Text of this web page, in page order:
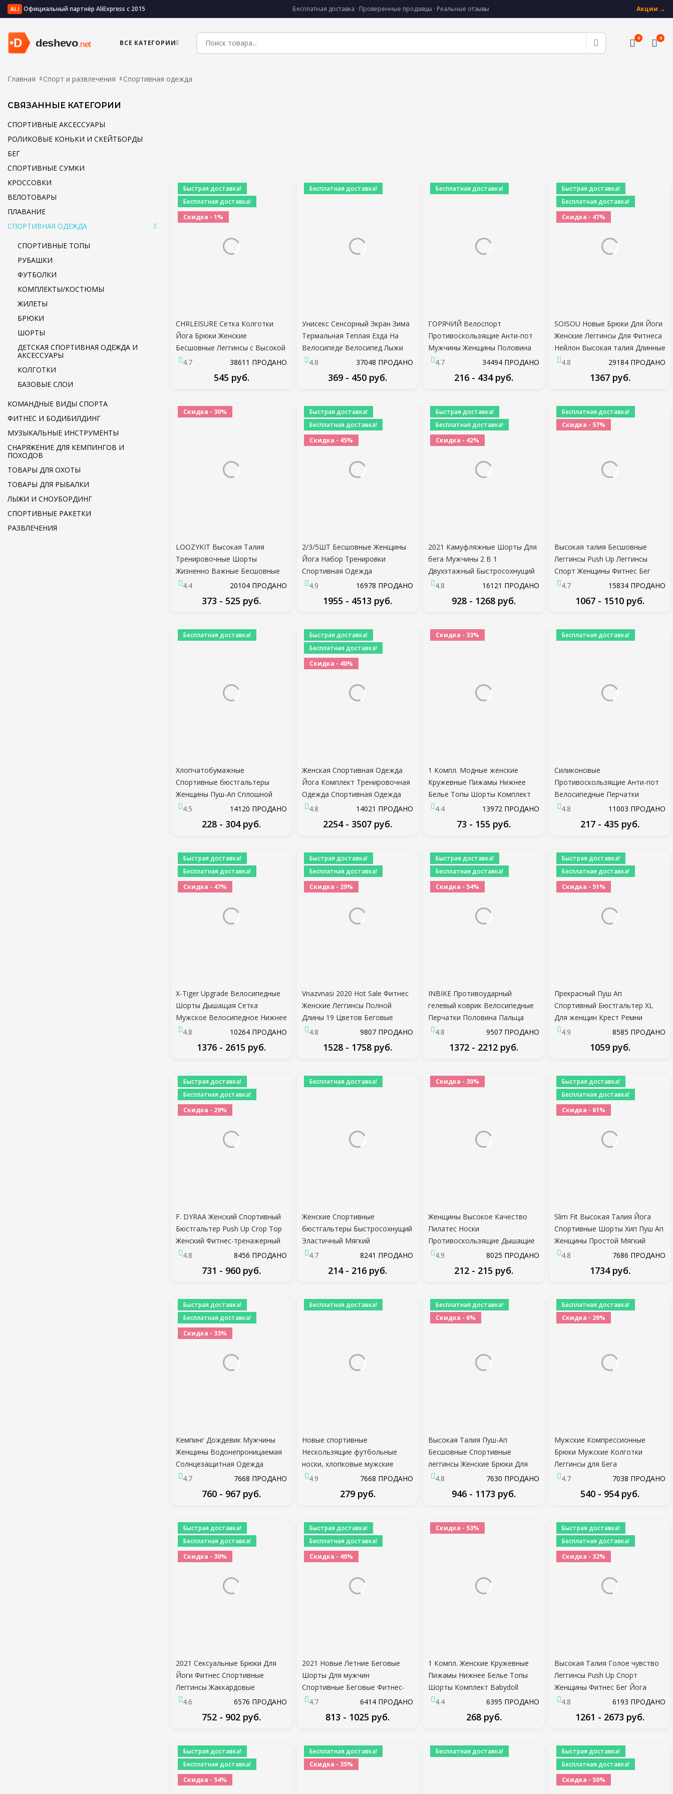
ALI Официальный партнёр AliExpress с 2015 Бесплатная доставка · Проверенные продавцы · Реальные отзывы Акции →
ВСЕ КАТЕГОРИИ
0 0
Главная Спорт и развлечения Спортивная одежда
СВЯЗАННЫЕ КАТЕГОРИИ
СПОРТИВНЫЕ АКСЕССУАРЫ
РОЛИКОВЫЕ КОНЬКИ И СКЕЙТБОРДЫ
БЕГ
СПОРТИВНЫЕ СУМКИ
КРОССОВКИ
ВЕЛОТОВАРЫ
ПЛАВАНИЕ
СПОРТИВНАЯ ОДЕЖДА
СПОРТИВНЫЕ ТОПЫ
РУБАШКИ
ФУТБОЛКИ
КОМПЛЕКТЫ/КОСТЮМЫ
ЖИЛЕТЫ
БРЮКИ
ШОРТЫ
ДЕТСКАЯ СПОРТИВНАЯ ОДЕЖДА И
АКСЕССУАРЫ
КОЛГОТКИ
БАЗОВЫЕ СЛОИ
КОМАНДНЫЕ ВИДЫ СПОРТА
ФИТНЕС И БОДИБИЛДИНГ
МУЗЫКАЛЬНЫЕ ИНСТРУМЕНТЫ
СНАРЯЖЕНИЕ ДЛЯ КЕМПИНГОВ И
ПОХОДОВ
ТОВАРЫ ДЛЯ ОХОТЫ
ТОВАРЫ ДЛЯ РЫБАЛКИ
ЛЫЖИ И СНОУБОРДИНГ
СПОРТИВНЫЕ РАКЕТКИ
РАЗВЛЕЧЕНИЯ
Быстрая доставка!
Бесплатная доставка!
Скидка - 1%
CHRLEISURE Сетка Колготки
Йога Брюки Женские
Бесшовные Леггинсы с Высокой
Талией Дышащий Тренажерный
Зал Фитнес Push Up Одежда
Девушка Йога Брюки
4.7 38611 ПРОДАНО
545 руб.
Бесплатная доставка!
Унисекс Сенсорный Экран Зима
Термальная Теплая Езда На
Велосипеде Велосипед Лыжи
Открытый Кемпинг Пешие
Прогулки Мотоциклетные
Перчатки Спорт Полный Палец
4.8 37048 ПРОДАНО
369 - 450 руб.
Бесплатная доставка!
ГОРЯЧИЙ Велоспорт
Противоскользящие Анти-пот
Мужчины Женщины Половина
Пальцев Перчатки Дышащие
Анти-шок Спортивные Перчатки
Велосипед Перчатки
4.7 34494 ПРОДАНО
216 - 434 руб.
Быстрая доставка!
Бесплатная доставка!
Скидка - 47%
SOISOU Новые Брюки Для Йоги
Женские Леггинсы Для Фитнеса
Нейлон Высокая талия Длинные
Брюки Женские Бедра Push UP
Колготки Женская Спортивная
4.8 29184 ПРОДАНО
1367 руб.
Скидка - 30%
LOOZYKIT Высокая Талия
Тренировочные Шорты
Жизненно Важные Бесшовные
Фитнес Йога Шорты Хруст
Прикладом Йога Беговые
Шорты Спортивные женщины
4.4 20104 ПРОДАНО
373 - 525 руб.
Быстрая доставка!
Бесплатная доставка!
Скидка - 45%
2/3/5ШТ Бесшовные Женщины
Йога Набор Тренировки
Спортивная Одежда
Тренажерный Зал Одежда
Фитнес С Длинным Рукавом
Растениеводство Топ Высокая
костюмы
4.9 16978 ПРОДАНО
1955 - 4513 руб.
Быстрая доставка!
Бесплатная доставка!
Скидка - 42%
2021 Камуфляжные Шорты Для
бега Мужчины 2 В 1
Двухэтажный Быстросохнущий
Тренажерный Зал Спортивные
Шорты Фитнес Бег Трусцой
Тренировочные Шорты
Брюки
4.8 16121 ПРОДАНО
928 - 1268 руб.
Бесплатная доставка!
Скидка - 57%
Высокая талия Бесшовные
Леггинсы Push Up Леггинсы
Спорт Женщины Фитнес Бег
Йога Брюки Энергия
Тренажерный Зал Девушка
4.7 15834 ПРОДАНО
1067 - 1510 руб.
Бесплатная доставка!
Хлопчатобумажные
Спортивные бюстгальтеры
Женщины Пуш-Ап Сплошной
Спортивный Бюстгальтер Бег
Трусцой Тренажерный Зал
Женщины Спортивный
Белье Фитнес Бег Йога
Спортивные топы
4.5 14120 ПРОДАНО
228 - 304 руб.
Быстрая доставка!
Бесплатная доставка!
Скидка - 40%
Женская Спортивная Одежда
Йога Комплект Тренировочная
Одежда Спортивная Одежда
Спортивный Зал Леггинсы
Бюстгальтер Укороченный Топ
Костюм
4.8 14021 ПРОДАНО
2254 - 3507 руб.
Скидка - 33%
1 Компл. Модные женские
Кружевные Пижамы Нижнее
Белье Топы Шорты Комплект
Babydoll Пижамы Спортивное
Нижнее Белье Ночное Белье 8
4.4 13972 ПРОДАНО
73 - 155 руб.
Бесплатная доставка!
Силиконовые
Противоскользящие Анти-пот
Велосипедные Перчатки
Мужчины Женщины
Полупальцевые Перчатки
Дышащие Анти-шок
Велосипедная перчатка D40
4.8 11003 ПРОДАНО
217 - 435 руб.
Быстрая доставка!
Бесплатная доставка!
Скидка - 47%
X-Tiger Upgrade Велосипедные
Шорты Дышащая Сетка
Мужское Велосипедное Нижнее
Белье 5D Gel Pad
Противоударные Шорты MTB
Racing Bike Underwear
4.8 10264 ПРОДАНО
1376 - 2615 руб.
Быстрая доставка!
Бесплатная доставка!
Скидка - 29%
Vnazvnasi 2020 Hot Sale Фитнес
Женские Леггинсы Полной
Длины 19 Цветов Беговые
Брюки Удобные И Облегающие
4.8 9807 ПРОДАНО
1528 - 1758 руб.
Быстрая доставка!
Бесплатная доставка!
Скидка - 54%
INBIKE Противоударный
гелевый коврик Велосипедные
Перчатки Половина Пальца
Спортивные Перчатки Мужчины
Женщины Летний Велосипед
Тренажерный Зал Фитнес
Перчатки
4.8 9507 ПРОДАНО
1372 - 2212 руб.
Быстрая доставка!
Бесплатная доставка!
Скидка - 51%
Прекрасный Пуш Ап
Спортивный Бюстгальтер XL
Для женщин Крест Ремни
Беспроводной Мягкий Удобный
Тренажерный Зал Бюстгальтер
Йога Нижнее Белье Активная
Топ
4.9 8585 ПРОДАНО
1059 руб.
Быстрая доставка!
Бесплатная доставка!
Скидка - 29%
F. DYRAA Женский Спортивный
Бюстгальтер Push Up Crop Top
Женский Фитнес-тренажерный
Зал Бюстгальтер Полый
Дышащий Топ Сексуальный Бег
Йога Бюстгальтер Спортивная
4.8 8456 ПРОДАНО
731 - 960 руб.
Бесплатная доставка!
Женские Спортивные
бюстгальтеры Быстросохнущий
Эластичный Мягкий
Тренажерный Зал Бег skeep
Бюстгальтер Сплошной цвет
Фитнес Йога Спорт дышащие
4.7 8241 ПРОДАНО
214 - 216 руб.
Скидка - 30%
Женщины Высокое Качество
Пилатес Носки
Противоскользящие Дышащие
Спинки Йога Носки Лодыжки
Дамы Балет Танец Спортивные
Носки для Фитнеса
4.9 8025 ПРОДАНО
212 - 215 руб.
Быстрая доставка!
Бесплатная доставка!
Скидка - 61%
Slim Fit Высокая Талия Йога
Спортивные Шорты Хип Пуш Ап
Женщины Простой Мягкий
Нейлон Фитнес Беговые Шорты
Животик Контроль Тренировки
Тренажерный Зал Шорты
4.8 7686 ПРОДАНО
1734 руб.
Быстрая доставка!
Бесплатная доставка!
Скидка - 33%
Кемпинг Дождевик Мужчины
Женщины Водонепроницаемая
Солнцезащитная Одежда
Рыбалка Охота Одежда
Ветровка С Карманом
4.7 7668 ПРОДАНО
760 - 967 руб.
Бесплатная доставка!
Новые спортивные
Нескользящие футбольные
носки, хлопковые мужские
носки для футбола (такой же
4.9 7668 ПРОДАНО
279 руб.
Бесплатная доставка!
Скидка - 6%
Высокая Талия Пуш-Ап
Бесшовные Спортивные
леггинсы Женские Брюки Для
Йоги Супер Эластичные
Тренажерный Зал Тренировки
Колготки Спортивные леггинсы
4.8 7630 ПРОДАНО
946 - 1173 руб.
Бесплатная доставка!
Скидка - 29%
Мужские Компрессионные
Брюки Мужские Колготки
Леггинсы для Бега
Тренажерный Зал Спорт Фитнес
Тренировки Белые Черные
4.7 7038 ПРОДАНО
540 - 954 руб.
Быстрая доставка!
Бесплатная доставка!
Скидка - 30%
2021 Сексуальные Брюки Для
Йоги Фитнес Спортивные
Леггинсы Жаккардовые
Леггинсы Push Up Женские
Беговые Брюки с высокой
талией Леггинсы для Йоги
4.6 6576 ПРОДАНО
752 - 902 руб.
Быстрая доставка!
Бесплатная доставка!
Скидка - 40%
2021 Новые Летние Беговые
Шорты Для мужчин
Спортивные Беговые Фитнес-
шорты Quick Dry Mens Gym Men
Shorts Sport gyms Short Pants
4.7 6414 ПРОДАНО
813 - 1025 руб.
Скидка - 53%
1 Компл. Женские Кружевные
Пижамы Нижнее Белье Топы
Шорты Комплект Babydoll
Пижамы Пижамы
4.4 6395 ПРОДАНО
268 руб.
Быстрая доставка!
Бесплатная доставка!
Скидка - 32%
Высокая Талия Голое чувство
Леггинсы Push Up Спорт
Женщины Фитнес Бег Йога
Брюки Энергия Бесшовные
Леггинсы Тренажерный Зал
Девушка леггинсы
4.8 6193 ПРОДАНО
1261 - 2673 руб.
Быстрая доставка!
Бесплатная доставка!
Скидка - 54%
Бесплатная доставка!
Скидка - 35%
Бесплатная доставка!
Быстрая доставка!
Бесплатная доставка!
Скидка - 50%